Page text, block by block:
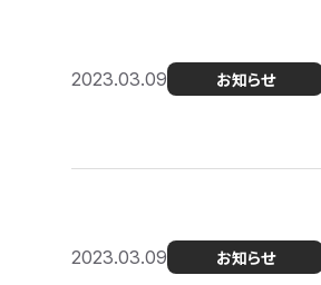
2023.03.09 お知らせ
2023.03.09 お知らせ